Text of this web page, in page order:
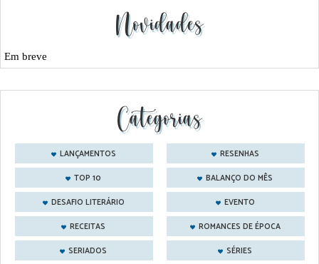
Novidades
Em breve
Categorias
LANÇAMENTOS
RESENHAS
TOP 10
BALANÇO DO MÊS
DESAFIO LITERÁRIO
EVENTO
RECEITAS
ROMANCES DE ÉPOCA
SERIADOS
SÉRIES